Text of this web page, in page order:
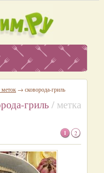
меток → сковорода-гриль
гриль / метка
1 2